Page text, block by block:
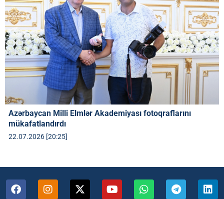
Azərbaycan Milli Elmlər Akademiyası fotoqraflarını
mükafatlandırdı
22.07.2026 [20:25]